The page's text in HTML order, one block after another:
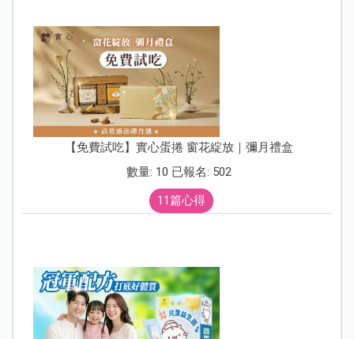
【免費試吃】實心蛋捲 窗花綻放｜彌月禮盒
數量: 10 已報名: 502
11篇心得